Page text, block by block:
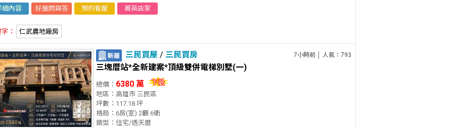
細內容 好屋問與答 預約看屋 菁英店家
： 仁武農地廠房
三民買屋 / 三民買房 7小時前 │ 人氣：793
三塊厝站*全新建案*頂級雙併電梯別墅(一)
總價： 6380 萬
地區：高雄市 三民區
坪數：117.18 坪
格局：6房(室) 2廳 6衛
類型：住宅/透天厝